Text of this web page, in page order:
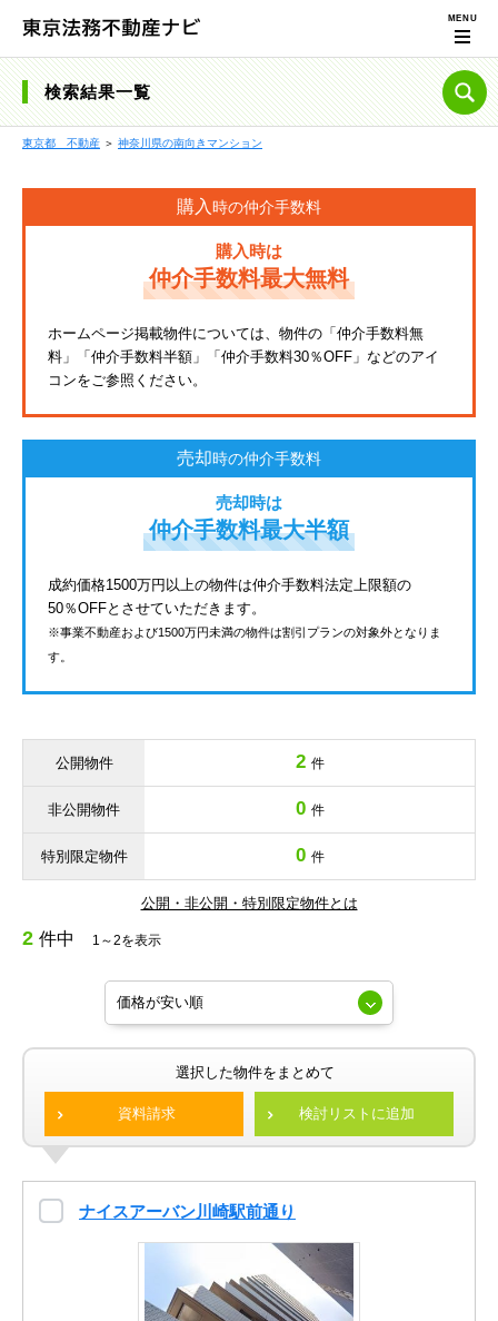
検索結果一覧
東京都 不動産 ＞ 神奈川県の南向きマンション
購入時の仲介手数料
購入時は
仲介手数料最大無料
ホームページ掲載物件については、物件の「仲介手数料無
料」「仲介手数料半額」「仲介手数料30％OFF」などのアイ
コンをご参照ください。
売却時の仲介手数料
売却時は
仲介手数料最大半額
成約価格1500万円以上の物件は仲介手数料法定上限額の
50％OFFとさせていただきます。
※事業不動産および1500万円未満の物件は割引プランの対象外となりま
す。
公開物件 2 件
非公開物件 0 件
特別限定物件 0 件
公開・非公開・特別限定物件とは
2 件中 1～2を表示
選択した物件をまとめて
資料請求 検討リストに追加
ナイスアーバン川崎駅前通り